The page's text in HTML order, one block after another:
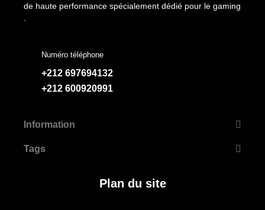
de haute performance spécialement dédié pour le gaming
.
Numéro téléphone
+212 697694132
+212 600920991
Information
Tags
Plan du site